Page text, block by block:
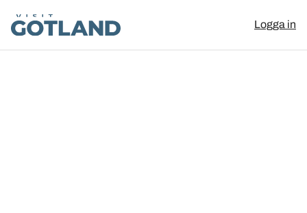
Visit Gotland
Logga in